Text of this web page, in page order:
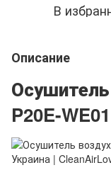
В
Описание
P20E-WE01